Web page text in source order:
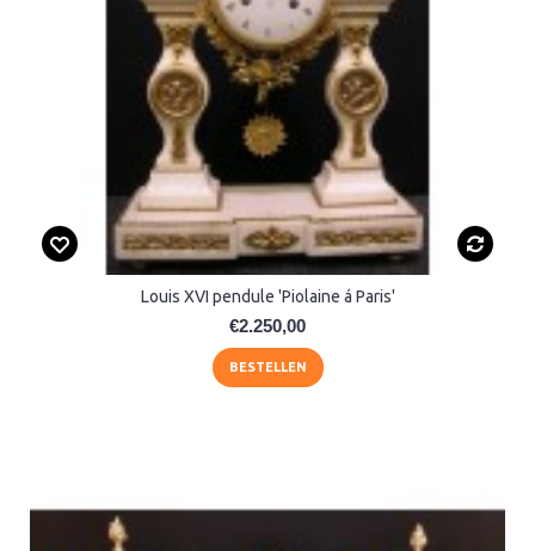
Louis XVI pendule 'Piolaine á Paris'
€2.250,00
BESTELLEN